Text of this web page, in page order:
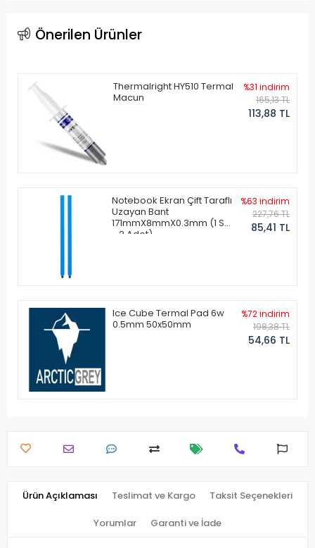
Önerilen Ürünler
Thermalright HY510 Termal
Macun
%31 indirim
165,13 TL
113,88 TL
Notebook Ekran Çift Taraflı
Uzayan Bant
171mmX8mmX0.3mm (1 Set
- 2 Adet)
%63 indirim
227,76 TL
85,41 TL
Ice Cube Termal Pad 6w
0.5mm 50x50mm
%72 indirim
198,38 TL
54,66 TL
Ürün Açıklaması Teslimat ve Kargo Taksit Seçenekleri
Yorumlar Garanti ve İade